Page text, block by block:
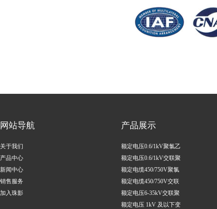
网站导航
关于我们
产品中心
新闻中心
销售服务
加入珠影
产品展示
额定电压0.6/1kV聚氯乙
烯绝缘电力电缆
额定电压0.6/1kV交联聚
乙烯绝缘电力电缆
额定电缆450/750V聚氯
乙烯绝缘控制电缆
额定电缆450/750V交联
聚乙烯绝缘控制电缆
额定电压6-35kV交联聚
乙烯绝缘电力电缆
额定电压 1kV 及以下变